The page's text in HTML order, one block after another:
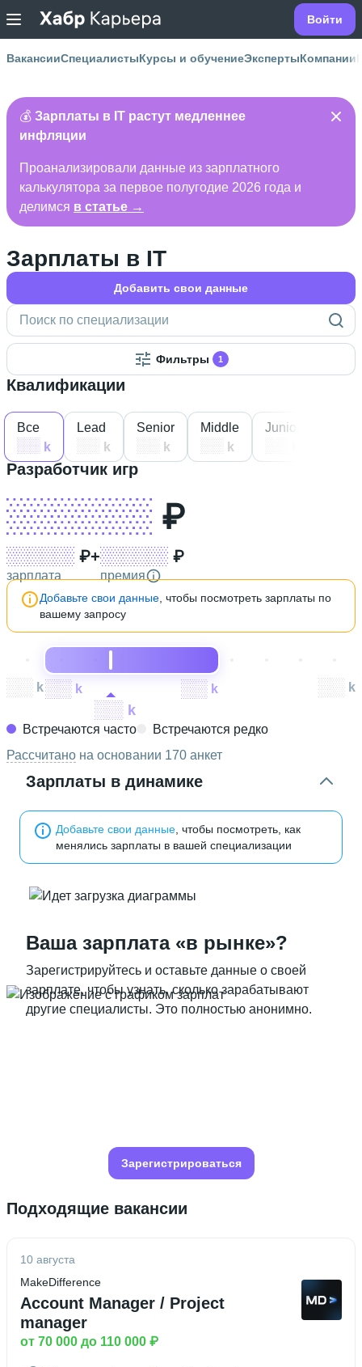
Войти
ВакансииСпециалистыКурсы и обучениеЭкспертыКомпании
💰 Зарплаты в IT растут медленнее
инфляции
Проанализировали данные из зарплатного
калькулятора за первое полугодие 2026 года и
делимся в статье →
Зарплаты в IT
Добавить свои данные
Фильтры 1
Квалификации
Все
k
Lead
k
Senior
k
Middle
k
Junior
Разработчик игр
XXX XXX ₽
XXX XXX ₽
зарплата
+XXX XXX ₽
премия
Добавьте свои данные , чтобы посмотреть зарплаты по
вашему запросу
XXX k XXX k
XXXk XXXk
XXXk
Встречаются часто
Встречаются редко
Рассчитано на основании 170 анкет
Зарплаты в динамике
Добавьте свои данные , чтобы посмотреть, как
менялись зарплаты в вашей специализации
Ваша зарплата «в рынке»?
Зарегистрируйтесь и оставьте данные о своей
зарплате, чтобы узнать, сколько зарабатывают
другие специалисты. Это полностью анонимно.
Зарегистрироваться
Подходящие вакансии
10 августа
MakeDifference
Account Manager / Project
manager
от 70 000 до 110 000 ₽